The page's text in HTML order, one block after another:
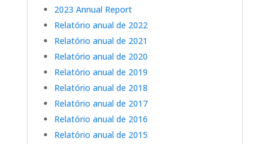
2023 Annual Report
Relatório anual de 2022
Relatório anual de 2021
Relatório anual de 2020
Relatório anual de 2019
Relatório anual de 2018
Relatório anual de 2017
Relatório anual de 2016
Relatório anual de 2015